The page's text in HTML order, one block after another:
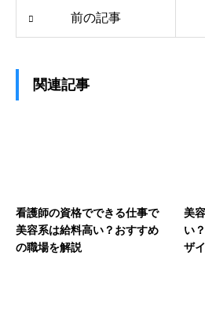
前の記事
関連記事
看護師の資格でできる仕事で
美容系は給料高い？おすすめ
の職場を解説
美
い
ザ